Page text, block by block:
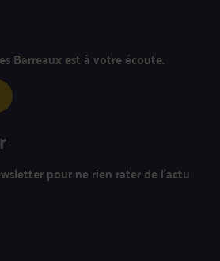
Barreaux est à votre écoute.
pour ne rien rater de l’actu